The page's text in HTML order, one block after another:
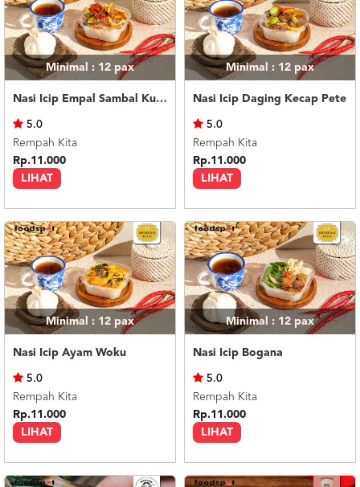
Minimal : 12 pax
Nasi Icip Empal Sambal Kutai
LIHAT
5.0
Rempah Kita
Rp.11.000
Minimal : 12 pax
Nasi Icip Daging Kecap Pete
LIHAT
5.0
Rempah Kita
Rp.11.000
Minimal : 12 pax
Nasi Icip Ayam Woku
LIHAT
5.0
Rempah Kita
Rp.11.000
Minimal : 12 pax
Nasi Icip Bogana
LIHAT
5.0
Rempah Kita
Rp.11.000